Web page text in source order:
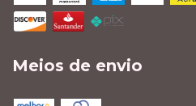
Meios de envio